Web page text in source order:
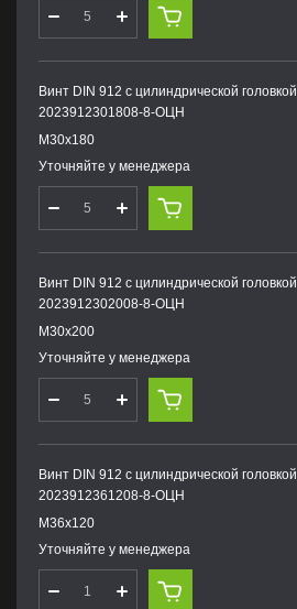
Винт DIN 912 с цилиндрической
2023912301808-8-ОЦН
М30х180
Уточняйте у менеджера
Винт DIN 912 с цилиндрической
2023912302008-8-ОЦН
М30х200
Уточняйте у менеджера
Винт DIN 912 с цилиндрической
2023912361208-8-ОЦН
М36х120
Уточняйте у менеджера